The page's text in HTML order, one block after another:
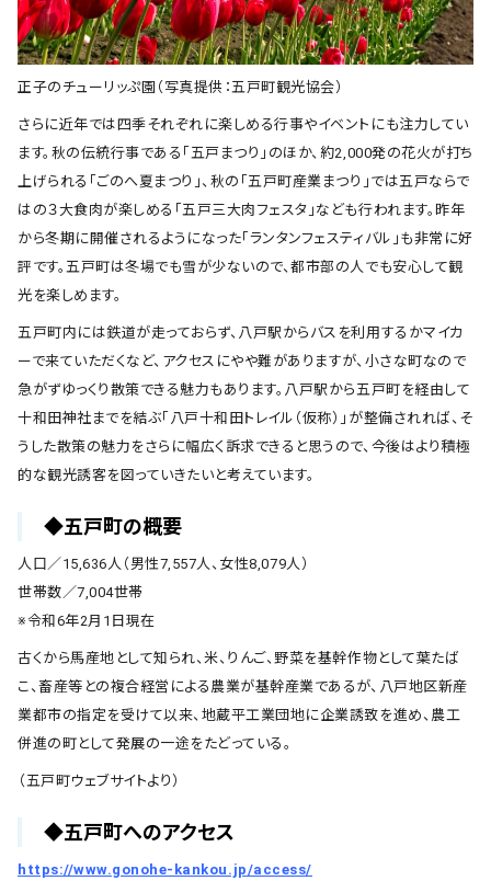
正子のチューリッぷ園（写真提供：五戸町観光協会）
さらに近年では四季それぞれに楽しめる行事やイベントにも注力してい
ます。秋の伝統行事である「五戸まつり」のほか、約2,000発の花火が打ち
上げられる「ごのへ夏まつり」、秋の「五戸町産業まつり」では五戸ならで
はの３大食肉が楽しめる「五戸三大肉フェスタ」なども行われます。昨年
から冬期に開催されるようになった「ランタンフェスティバル」も非常に好
評です。五戸町は冬場でも雪が少ないので、都市部の人でも安心して観
光を楽しめます。
五戸町内には鉄道が走っておらず、八戸駅からバスを利用するかマイカ
ーで来ていただくなど、アクセスにやや難がありますが、小さな町なので
急がずゆっくり散策できる魅力もあります。八戸駅から五戸町を経由して
十和田神社までを結ぶ「八戸十和田トレイル（仮称）」が整備されれば、そ
うした散策の魅力をさらに幅広く訴求できると思うので、今後はより積極
的な観光誘客を図っていきたいと考えています。
◆五戸町の概要
人口／15,636人（男性7,557人、女性8,079人）
世帯数／7,004世帯
※令和6年2月1日現在
古くから馬産地として知られ、米、りんご、野菜を基幹作物として葉たば
こ、畜産等との複合経営による農業が基幹産業であるが、八戸地区新産
業都市の指定を受けて以来、地蔵平工業団地に企業誘致を進め、農工
併進の町として発展の一途をたどっている。
（五戸町ウェブサイトより）
◆五戸町へのアクセス
https://www.gonohe-kankou.jp/access/